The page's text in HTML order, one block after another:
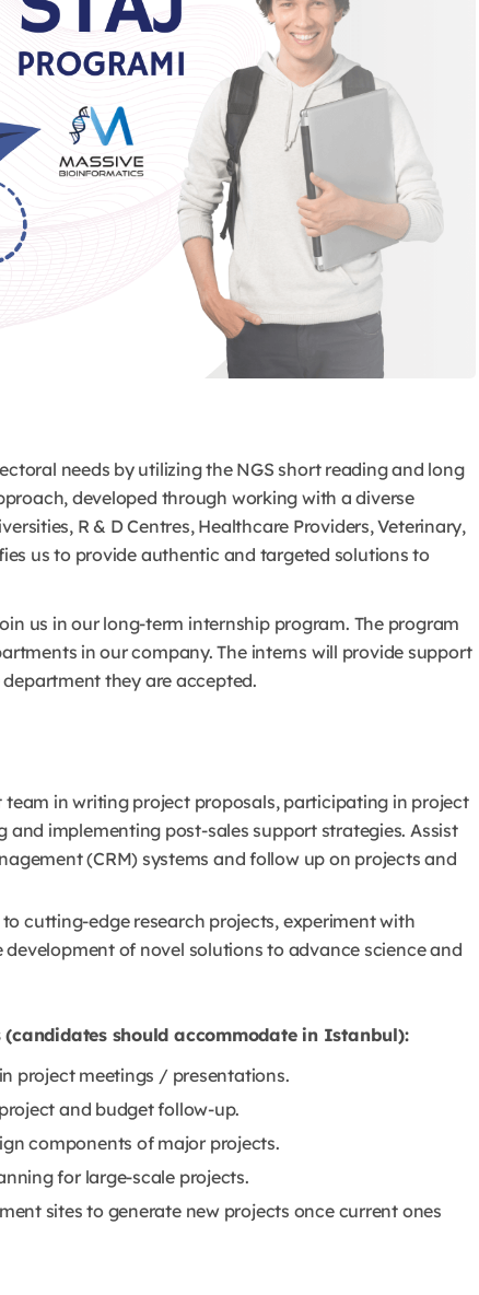
needs by utilizing the NGS short reading and long
developed through working with a diverse
R & D Centres, Healthcare Providers, Veterinary,
us to provide authentic and targeted solutions to
us in our long-term internship program. The program
in our company. The interns will provide support
they are accepted.
team in writing project proposals, participating in project
implementing post-sales support strategies. Assist
(CRM) systems and follow up on projects and
cutting-edge research projects, experiment with
of novel solutions to advance science and
should accommodate in Istanbul):
project meetings / presentations.
and budget follow‑up.
components of major projects.
for large‑scale projects.
sites to generate new projects once current ones